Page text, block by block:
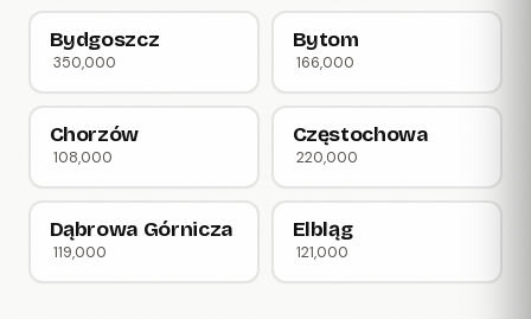
Bydgoszcz
350,000
Bytom
166,000
Chorzów
108,000
Częstochowa
220,000
Dąbrowa Górnicza
119,000
Elbląg
121,000